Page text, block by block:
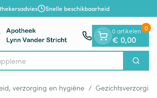
Snelle beschikbaarheid
Zoek
0 artikelen
€ 0,00
0
verzorging en hygiëne / Gezichtsverzorging